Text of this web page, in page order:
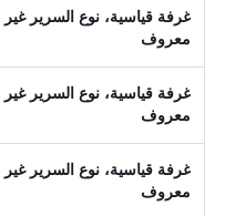
غرفة قياسية، نوع السرير غير
معروف
غرفة قياسية، نوع السرير غير
معروف
غرفة قياسية، نوع السرير غير
معروف